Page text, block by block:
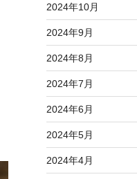
2024年10月
2024年9月
2024年8月
2024年7月
2024年6月
2024年5月
2024年4月